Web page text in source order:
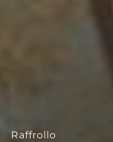
Raffrollo